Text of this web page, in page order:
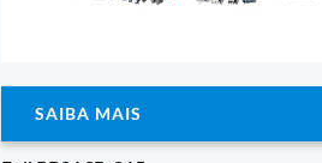
SAIBA MAIS